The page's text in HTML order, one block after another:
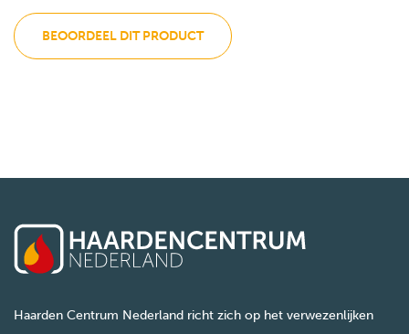
BEOORDEEL DIT PRODUCT
Haarden Centrum Nederland richt zich op het verwezenlijken